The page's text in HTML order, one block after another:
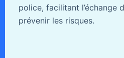
police, facilitant l’échange
prévenir les risques.